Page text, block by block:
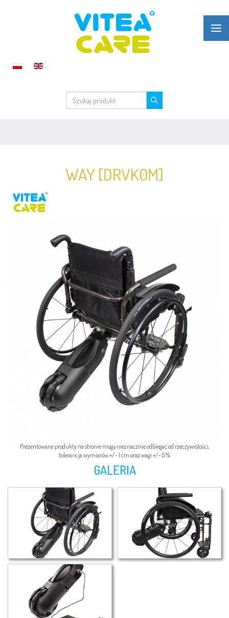
WAY [DRVK0M]
Prezentowane produkty na stronie mogą nieznacznie odbiegać od rzeczywistości,
tolerancja wymiarów +/- 1 cm oraz wagi +/- 5 %.
GALERIA